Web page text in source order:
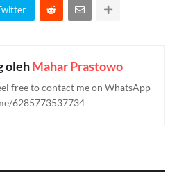
olehMahar Prastowo
free to contact me on WhatsApp
6285773537734